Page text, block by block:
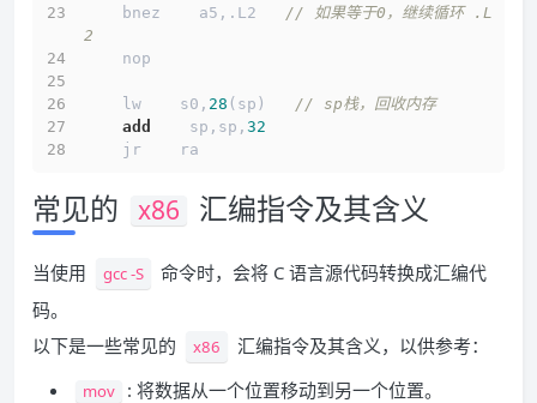
    bnez    a5,.L2
// 如果等于0，继续循环 .L
2
    nop
    lw    s0,
28 (sp)
// sp栈，回收内存
add
    sp,sp,
32
    jr    ra
常见的 x86 汇编指令及其含义
当使用 gcc -S
命令时，会将 C 语言源代码转换成汇编代
码。
以下是一些常见的
x86 汇编指令及其含义，以供参考：
mov : 将数据从一个位置移动到另一个位置。